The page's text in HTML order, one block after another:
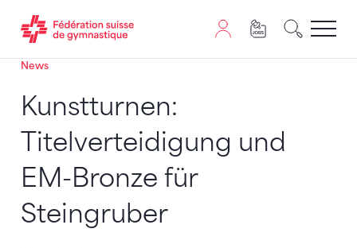
Passer au contenu
Naviguer vers le plan du siten
JavaScript est nécessaire pour naviguer sur ce site.
News
Kunstturnen:
Titelverteidigung und
EM-Bronze für
Steingruber